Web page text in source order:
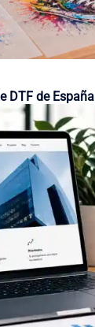
DTF de España